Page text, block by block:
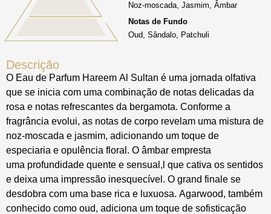
Descrição
O Eau de Parfum Hareem Al Sultan é uma jornada olfativa
que se inicia com uma combinação de notas delicadas da
rosa e notas refrescantes da bergamota. Conforme a
fragrância evolui, as notas de corpo revelam uma mistura de
noz-moscada e jasmim, adicionando um toque de
especiaria e opulência floral. O âmbar empresta
uma profundidade quente e sensual,l que cativa os sentidos
e deixa uma impressão inesquecível. O grand finale se
desdobra com uma base rica e luxuosa. Agarwood, também
conhecido como oud, adiciona um toque de sofisticação
Noz-moscada, Jasmim, Âmbar
Notas de Fundo
Oud, Sândalo, Patchuli